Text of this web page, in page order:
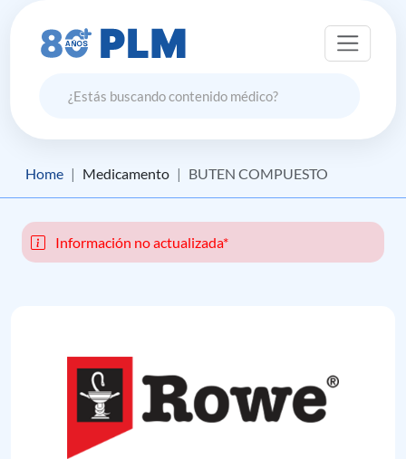
Home Medicamento BUTEN COMPUESTO
Información no actualizada*